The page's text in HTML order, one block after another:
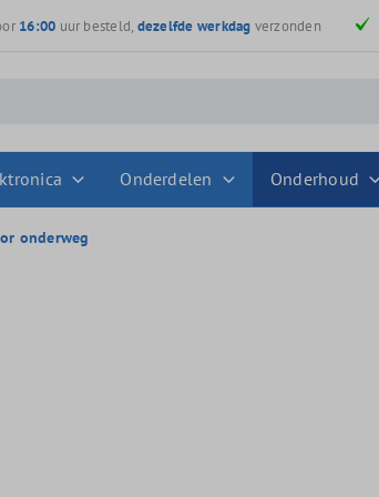
16:00 uur besteld, dezelfde werkdag verzonden
Onderdelen Onderhoud
onderweg